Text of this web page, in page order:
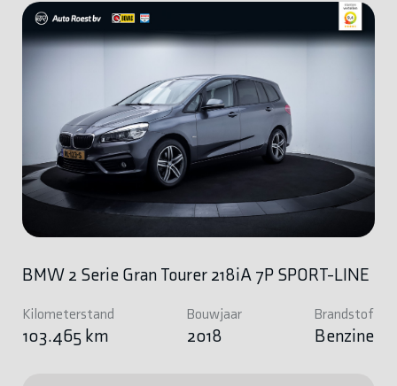
BMW 2 Serie Gran Tourer 218iA 7P SPORT-LINE
Kilometerstand
103.465 km
Bouwjaar
2018
Brandstof
Benzine